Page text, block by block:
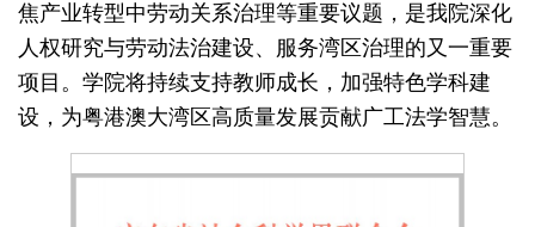
焦产业转型中劳动关系治理等重要议题，是我院深化
人权研究与劳动法治建设、服务湾区治理的又一重要
项目。学院将持续支持教师成长，加强特色学科建
设，为粤港澳大湾区高质量发展贡献广工法学智慧。